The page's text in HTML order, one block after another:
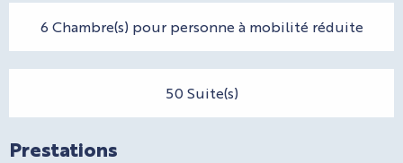
6 Chambre(s) pour personne à mobilité réduite
50 Suite(s)
Prestations